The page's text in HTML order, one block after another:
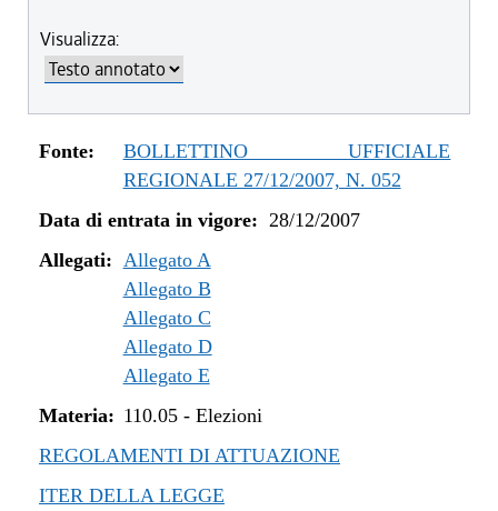
Visualizza:
Fonte:
BOLLETTINO UFFICIALE
REGIONALE 27/12/2007, N. 052
Data di entrata in vigore: 28/12/2007
Allegati: Allegato A
Allegato B
Allegato C
Allegato D
Allegato E
Materia: 110.05- Elezioni
REGOLAMENTI DI ATTUAZIONE
ITER DELLA LEGGE